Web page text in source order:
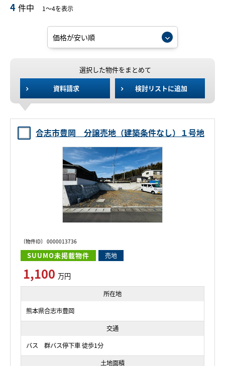
4 件中 1～4を表示
選択した物件をまとめて
資料請求
検討リストに追加
合志市豊岡 分譲売地（建築条件なし）１号地
〔物件ID〕 0000013736
SUUMO未掲載物件 売地
1,100 万円
所在地
熊本県合志市豊岡
交通
バス 群バス停下車 徒歩1分
土地面積